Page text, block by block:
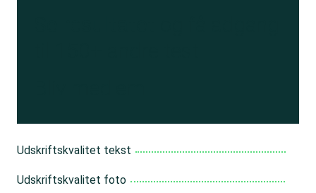
Udskriftskvalitet tekst
Udskriftskvalitet foto